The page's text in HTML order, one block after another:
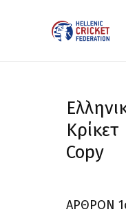
Copy
ΑΡΘΡΟΝ